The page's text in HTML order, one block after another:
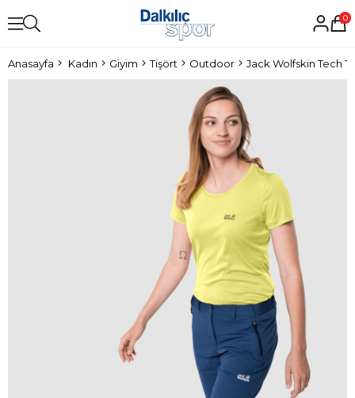
0
Anasayfa Kadın Giyim Tişört Outdoor Jack Wolfskin Tech